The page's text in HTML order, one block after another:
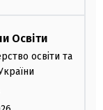
Освіти
освіти та